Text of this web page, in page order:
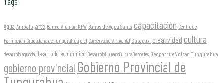
Agua Ambato arte Banco Alemán KFW Baños de Agua Santa capacitación Centro de
Formación Ciudadana de Tungurahua cfct ConservaciónAmbiental Cotopaxi creatividad cultura
desarrollo agrícola desarrollo económico DesarrolloHumanoCulturaDeportes Geoparque Volcán Tungurahua
gobierno provincial Gobierno Provincial de